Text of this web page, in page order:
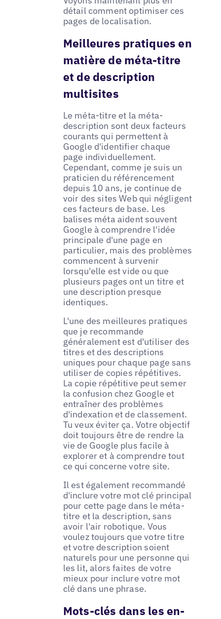
détail comment optimiser ces
pages de localisation.
Meilleures pratiques en
matière de méta-titre
et de description
multisites
Le méta-titre et la méta-
description sont deux facteurs
courants qui permettent à
Google d'identifier chaque
page individuellement.
Cependant, comme je suis un
praticien du référencement
depuis 10 ans, je continue de
voir des sites Web qui négligent
ces facteurs de base. Les
balises méta aident souvent
Google à comprendre l'idée
principale d'une page en
particulier, mais des problèmes
commencent à survenir
lorsqu'elle est vide ou que
plusieurs pages ont un titre et
une description presque
identiques.
L'une des meilleures pratiques
que je recommande
généralement est d'utiliser des
titres et des descriptions
uniques pour chaque page sans
utiliser de copies répétitives.
La copie répétitive peut semer
la confusion chez Google et
entraîner des problèmes
d'indexation et de classement.
Tu veux éviter ça. Votre objectif
doit toujours être de rendre la
vie de Google plus facile à
explorer et à comprendre tout
ce qui concerne votre site.
Il est également recommandé
d'inclure votre mot clé principal
pour cette page dans le méta-
titre et la description, sans
avoir l'air robotique. Vous
voulez toujours que votre titre
et votre description soient
naturels pour une personne qui
les lit, alors faites de votre
mieux pour inclure votre mot
clé dans une phrase.
Mots-clés dans les en-